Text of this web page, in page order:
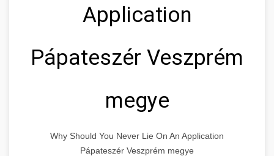
Application
Pápateszér Veszprém
megye
Why Should You Never Lie On An Application
Pápateszér Veszprém megye